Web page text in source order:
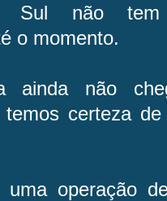
Sul não tem
o momento.
ainda não
temos certeza
uma operação